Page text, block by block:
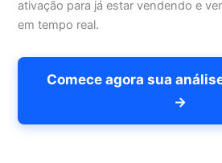
ativação para já estar vendendo e
em tempo real.
Comece agora sua
→